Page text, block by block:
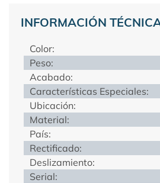
INFORMACIÓN
Color:
Peso:
Acabado:
Características Especiales:
Ubicación:
Material:
País:
Rectificado:
Deslizamiento:
Serial: